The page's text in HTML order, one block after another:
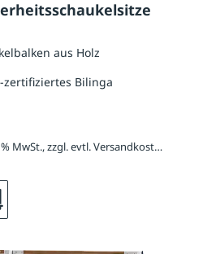
aus Holz
zertifiziertes Bilinga
4.800,46 € / Stück inkl. 19 % MwSt., zzgl. evtl. Versandkosten